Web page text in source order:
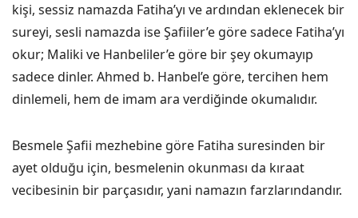
kişi, sessiz namazda Fatiha’yı ve ardından eklenecek bir
sureyi, sesli namazda ise Şafiiler’e göre sadece Fatiha’yı
okur; Maliki ve Hanbeliler’e göre bir şey okumayıp
sadece dinler. Ahmed b. Hanbel’e göre, tercihen hem
dinlemeli, hem de imam ara verdiğinde okumalıdır.
Besmele Şafii mezhebine göre Fatiha suresinden bir
ayet olduğu için, besmelenin okunması da kıraat
vecibesinin bir parçasıdır, yani namazın farzlarındandır.